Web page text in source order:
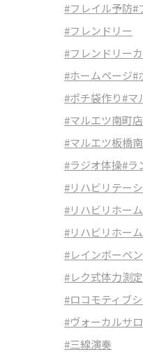
#フレイル予防#
#フレンドリー
#フレンドリー
#ホームページ#
#ポチ袋作り#マ
#マルエツ南町店
#マルエツ板橋
#ラジオ体操#ラ
#リハビリテー
#リハビリホー
#リハビリホー
#レインボーペ
#レク式体力測定
#ロコモティブ
#ヴォーカルサ
#三線演奏